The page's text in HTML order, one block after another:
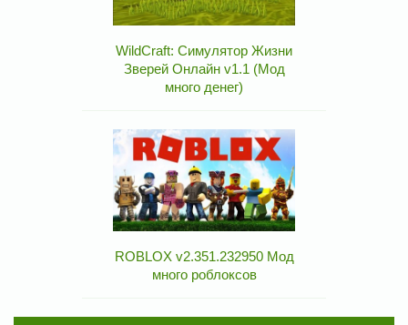
WildCraft: Симулятор Жизни
Зверей Онлайн v1.1 (Мод
много денег)
ROBLOX v2.351.232950 Мод
много роблоксов